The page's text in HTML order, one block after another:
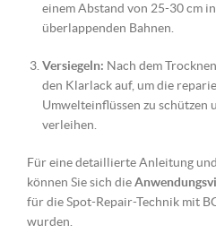
einem Abstand von 25-30 cm
überlappenden Bahnen.
Versiegeln: Nach dem
den Klarlack auf, um die
Umwelteinflüssen zu schützen
verleihen.
Für eine detaillierte Anleitung
können Sie sich die
für die Spot-Repair-Technik mit
wurden.